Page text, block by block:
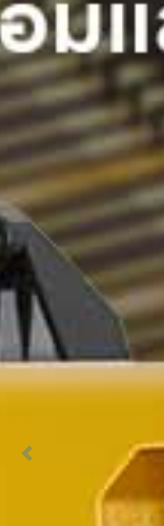
Previous